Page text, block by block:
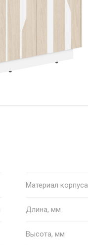
Материал корпуса
Длина, мм
Высота, мм